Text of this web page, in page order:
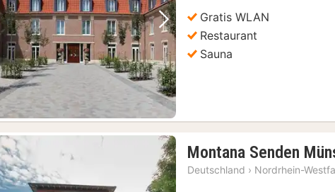
Vorheriges Bild Nächstes Bild
Gratis WLAN
Restaurant
Sauna
Montana Senden
Deutschland › Nordrhein-